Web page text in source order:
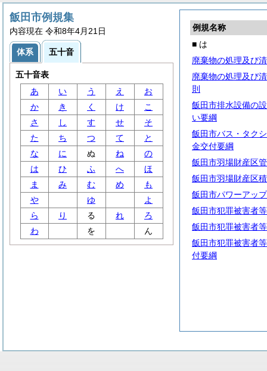
例規名称
■ は
廃棄物の処理及び
廃棄物の処理及び
則
飯田市排水設備の
い要綱
飯田市バス・タク
金交付要綱
飯田市羽場財産区
飯田市羽場財産区
飯田市パワーアッ
飯田市犯罪被害者
飯田市犯罪被害者
飯田市犯罪被害者
付要綱
飯田市例規集
内容現在 令和8年4月21日
体系 五十音
五十音表
あ
い う え
お
か
き く け
こ
さ
し す せ
そ
た
ち つ て
と
な
に ぬ ね
の
は
ひ ふ へ
ほ
ま
み む め
も
や
ゆ
よ
ら
り る れ
ろ
わ
を ん